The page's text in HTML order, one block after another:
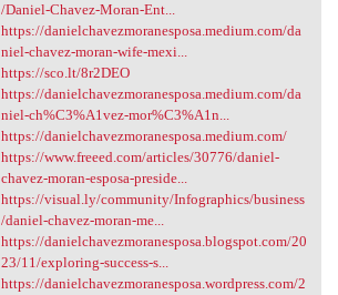
/Daniel-Chavez-Moran-Ent...
https://danielchavezmoranesposa.medium.com/da
niel-chavez-moran-wife-mexi...
https://sco.lt/8r2DEO
https://danielchavezmoranesposa.medium.com/da
niel-ch%C3%A1vez-mor%C3%A1n...
https://danielchavezmoranesposa.medium.com/
https://www.freeed.com/articles/30776/daniel-
chavez-moran-esposa-preside...
https://visual.ly/community/Infographics/business
/daniel-chavez-moran-me...
https://danielchavezmoranesposa.blogspot.com/20
23/11/exploring-success-s...
https://danielchavezmoranesposa.wordpress.com/2